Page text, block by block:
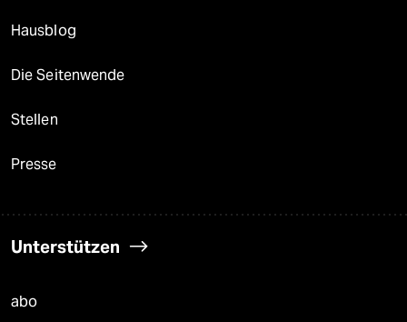
Hausblog
Die Seitenwende
Stellen
Presse
Unterstützen
abo